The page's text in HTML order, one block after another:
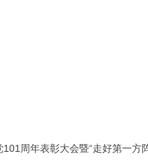
周年表彰大会暨“走好第一方